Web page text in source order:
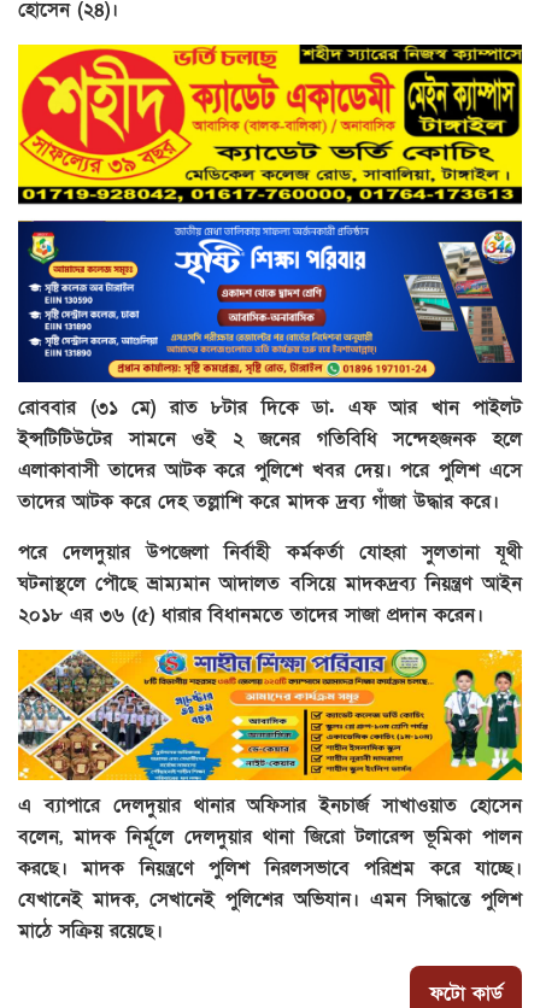
হোসেন (২৪)।
রোববার (৩১ মে) রাত ৮টার দিকে ডা. এফ আর খান পাইলট
ইন্সটিটিউটের সামনে ওই ২ জনের গতিবিধি সন্দেহজনক হলে
এলাকাবাসী তাদের আটক করে পুলিশে খবর দেয়। পরে পুলিশ এসে
তাদের আটক করে দেহ তল্লাশি করে মাদক দ্রব্য গাঁজা উদ্ধার করে।
পরে দেলদুয়ার উপজেলা নির্বাহী কর্মকর্তা যোহরা সুলতানা যূথী
ঘটনাস্থলে পৌছে ভ্রাম্যমান আদালত বসিয়ে মাদকদ্রব্য নিয়ন্ত্রণ আইন
২০১৮ এর ৩৬ (৫) ধারার বিধানমতে তাদের সাজা প্রদান করেন।
এ ব্যাপারে দেলদুয়ার থানার অফিসার ইনচার্জ সাখাওয়াত হোসেন
বলেন, মাদক নির্মূলে দেলদুয়ার থানা জিরো টলারেন্স ভূমিকা পালন
করছে। মাদক নিয়ন্ত্রণে পুলিশ নিরলসভাবে পরিশ্রম করে যাচ্ছে।
যেখানেই মাদক, সেখানেই পুলিশের অভিযান। এমন সিদ্ধান্তে পুলিশ
মাঠে সক্রিয় রয়েছে।
ফটো কার্ড